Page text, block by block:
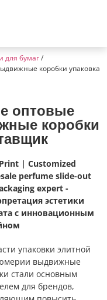
для бумаг/
коробки упаковка
оптовые
коробки
Print | Customized
perfume slide-out
expert -
эстетики
с инновационным
упаковки элитной
выдвижные
стали основным
для брендов,